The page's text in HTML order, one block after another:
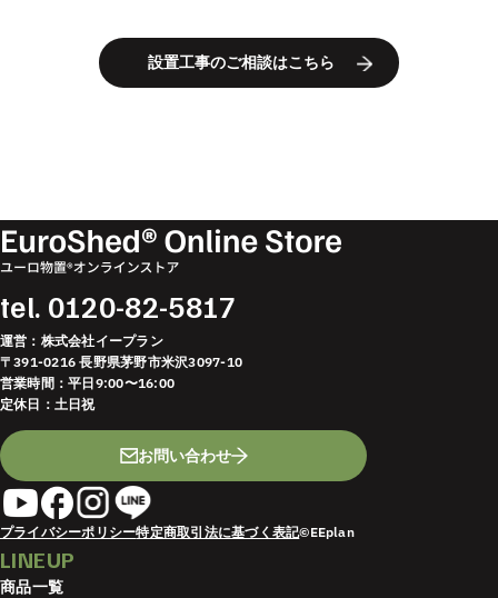
設置工事のご相談はこちら
tel. 0120-82-5817
運営：株式会社イープラン
〒391-0216 長野県茅野市米沢3097-10
営業時間：平日9:00〜16:00
定休日：土日祝
お問い合わせ
プライバシーポリシー特定商取引法に基づく表記©EEplan
LINEUP
商品一覧